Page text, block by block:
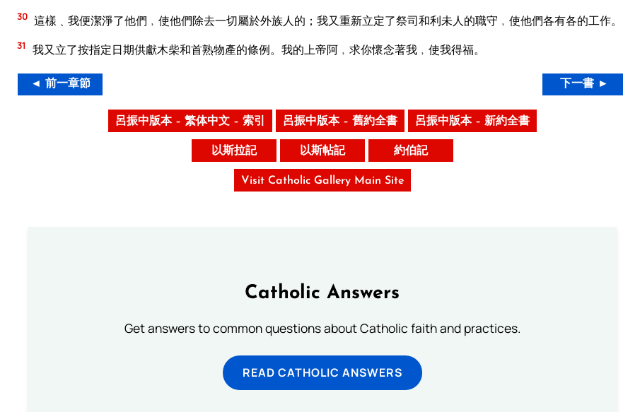
30 這樣﹑我便潔淨了他們﹐使他們除去一切屬於外族人的；我又重新立定了祭司和利未人的職守﹐使他們各有各的工作。
31 我又立了按指定日期供獻木柴和首熟物產的條例。我的上帝阿﹐求你懷念著我﹐使我得福。
◄ 前一章節 下一書 ►
呂振中版本 – 繁体中文 – 索引 呂振中版本 – 舊約全書 呂振中版本 – 新約全書
以斯拉記 以斯帖記 約伯記
Visit Catholic Gallery Main Site
Catholic Answers
Get answers to common questions about Catholic faith and practices.
READ CATHOLIC ANSWERS